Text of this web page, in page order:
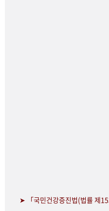
➤ 「국민건강증진법(법률 제